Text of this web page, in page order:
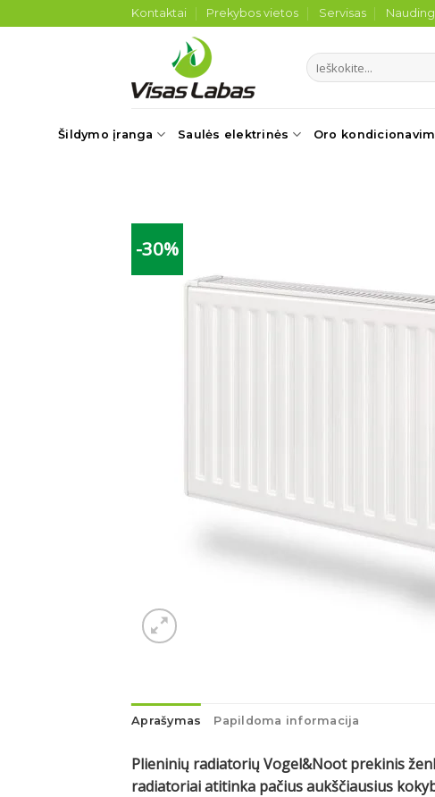
to
Kontaktai Prekybos vietos Servisas
Ieškoti:
Šildymo įranga Saulės elektrinės Oro
-30%
Aprašymas Papildoma informacija
Plieninių radiatorių Vogel&Noot prekinis
radiatoriai atitinka pačius aukščiausius